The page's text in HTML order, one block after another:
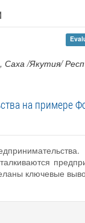
, Саха /Якутия/ Респ
на примере
ключевые